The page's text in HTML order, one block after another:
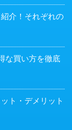
介！それぞれの
な買い方を徹底
ト・デメリット